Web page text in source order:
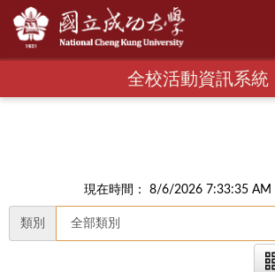
全校活動資訊系統
現在時間： 8/6/2026 7:33:36 AM
類別